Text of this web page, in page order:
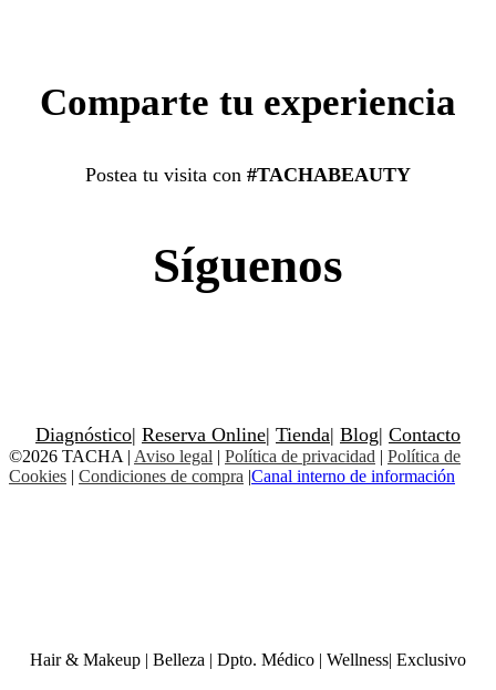
Comparte tu experiencia
Postea tu visita con #TACHABEAUTY
Síguenos
Diagnóstico| Reserva Online| Tienda| Blog| Contacto
©2026 TACHA | Aviso legal | Política de privacidad | Política de
Cookies | Condiciones de compra |Canal interno de información
Hair & Makeup | Belleza | Dpto. Médico | Wellness| Exclusivo